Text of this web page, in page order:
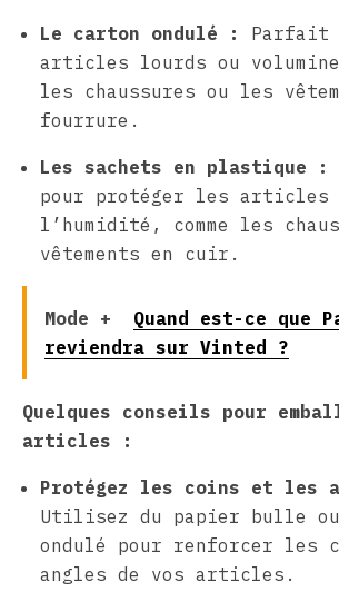
Le carton ondulé :
Parfait
articles lourds ou
les chaussures ou les
fourrure.
Les sachets en plastique :
pour protéger les articles
l’humidité, comme les
vêtements en cuir.
Mode +
Quand est-ce que
reviendra sur Vinted ?
Quelques conseils pour
articles :
Protégez les coins et les
Utilisez du papier bulle
ondulé pour renforcer les
angles de vos articles.